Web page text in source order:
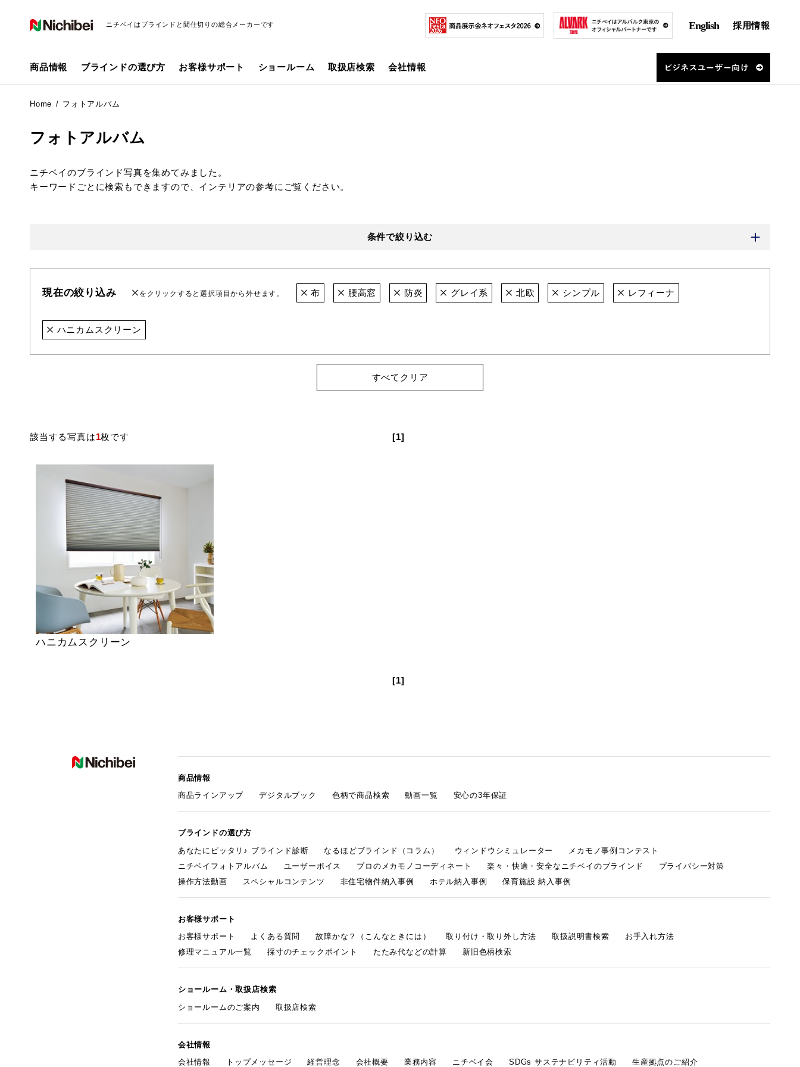
ニチベイはブラインドと間仕切りの総合メーカーです English 採用情報
商品情報 ブラインドの選び方 お客様サポート ショールーム 取扱店検索 会社情報
Home フォトアルバム
フォトアルバム
ニチベイのブラインド写真を集めてみました。
キーワードごとに検索もできますので、インテリアの参考にご覧ください。
条件で絞り込む
現在の絞り込み をクリックすると選択項目から外せます。 布 腰高窓 防炎 グレイ系 北欧 シンプル レフィーナ
ハニカムスクリーン
すべてクリア
該当する写真は1枚です [1]
ハニカムスクリーン
[1]
商品情報
商品ラインアップ
デジタルブック 色柄で商品検索 動画一覧 安心の3年保証
ブラインドの選び方
あなたにピッタリ♪ ブラインド診断
なるほどブラインド（コラム） ウィンドウシミュレーター
メカモノ事例コンテスト
ニチベイフォトアルバム
ユーザーボイス プロのメカモノコーディネート 楽々・快適・安全なニチベイのブラインド
プライバシー対策
操作方法動画
スペシャルコンテンツ 非住宅物件納入事例 ホテル納入事例 保育施設 納入事例
お客様サポート
お客様サポート
よくある質問 故障かな？（こんなときには） 取り付け・取り外し方法 取扱説明書検索
お手入れ方法
修理マニュアル一覧
採寸のチェックポイント たたみ代などの計算 新旧色柄検索
ショールーム・取扱店検索
ショールームのご案内
取扱店検索
会社情報
会社情報
トップメッセージ 経営理念 会社概要 業務内容 ニチベイ会 SDGs サステナビリティ活動 生産拠点のご紹介